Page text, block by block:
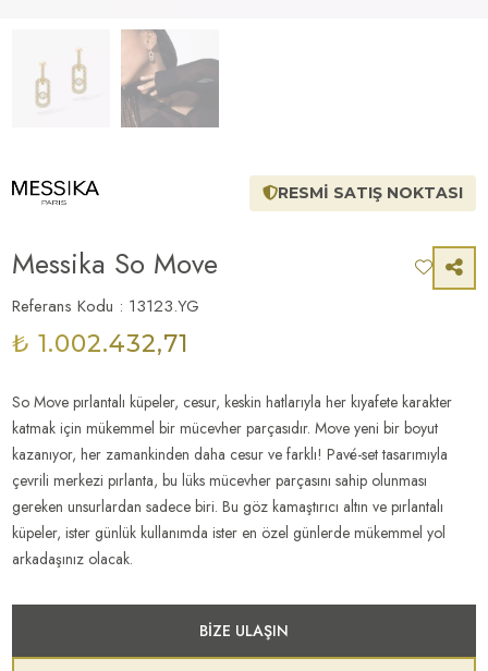
RESMİ SATIŞ NOKTASI
Messika So Move
Referans Kodu : 13123.YG
₺ 1.002.432,71
So Move pırlantalı küpeler, cesur, keskin hatlarıyla her kıyafete karakter
katmak için mükemmel bir mücevher parçasıdır. Move yeni bir boyut
kazanıyor, her zamankinden daha cesur ve farklı! Pavé-set tasarımıyla
çevrili merkezi pırlanta, bu lüks mücevher parçasını sahip olunması
gereken unsurlardan sadece biri. Bu göz kamaştırıcı altın ve pırlantalı
küpeler, ister günlük kullanımda ister en özel günlerde mükemmel yol
arkadaşınız olacak.
BIZE ULAŞIN